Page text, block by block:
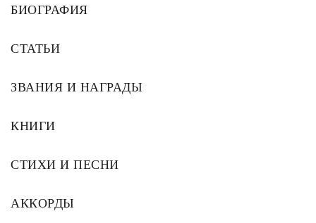
БИОГРАФИЯ
СТАТЬИ
ЗВАНИЯ И НАГРАДЫ
КНИГИ
СТИХИ И ПЕСНИ
АККОРДЫ